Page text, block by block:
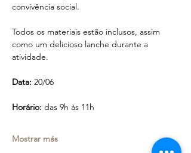
convivência social.
Todos os materiais estão inclusos, assim
como um delicioso lanche durante a
atividade.
Data: 20/06
Horário: das 9h às 11h
Mostrar más